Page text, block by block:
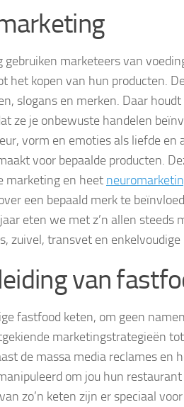
gebruiken marketeers van
het kopen van hun producten.
slogans en merken. Daar
ze je onbewuste handelen
vorm en emoties als liefde en
voor bepaalde producten.
marketing en heet
een bepaald merk te
eten we met z’n allen steeds
zuivel, transvet en
van
fastfood keten, om geen
marketingstrategieën
de massa media reclames en
om jou hun
zo’n keten zijn er speciaal